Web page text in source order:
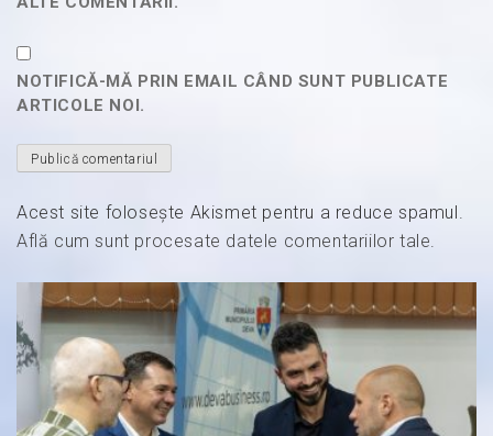
NOTIFICĂ-MĂ PRIN EMAIL CÂND SUNT PUBLICATE
ARTICOLE NOI.
Acest site folosește Akismet pentru a reduce spamul.
Află cum sunt procesate datele comentariilor tale.